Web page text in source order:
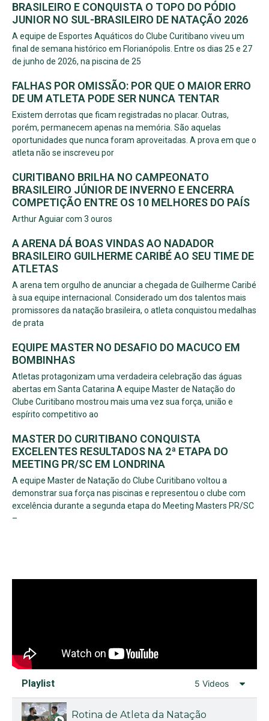
BRASILEIRO E CONQUISTA O TOPO DO PÓDIO
JUNIOR NO SUL-BRASILEIRO DE NATAÇÃO 2026
A equipe de Esportes Aquáticos do Clube Curitibano viveu um
final de semana histórico em Florianópolis. Entre os dias 25 e 27
de junho de 2026, na piscina de 25
FALHAS POR OMISSÃO: POR QUE O MAIOR ERRO
DE UM ATLETA PODE SER NUNCA TENTAR
Existem derrotas que ficam registradas no placar. Outras,
porém, permanecem apenas na memória. São aquelas
oportunidades que nunca foram aproveitadas. A prova em que o
atleta não se inscreveu por
CURITIBANO BRILHA NO CAMPEONATO
BRASILEIRO JÚNIOR DE INVERNO E ENCERRA
COMPETIÇÃO ENTRE OS 10 MELHORES DO PAÍS
Arthur Aguiar com 3 ouros
A ARENA DÁ BOAS VINDAS AO NADADOR
BRASILEIRO GUILHERME CARIBÉ AO SEU TIME DE
ATLETAS
A arena tem orgulho de anunciar a chegada de Guilherme Caribé
à sua equipe internacional. Considerado um dos talentos mais
promissores da natação brasileira, o atleta conquistou medalhas
de prata
EQUIPE MASTER NO DESAFIO DO MACUCO EM
BOMBINHAS
Atletas protagonizam uma verdadeira celebração das águas
abertas em Santa Catarina A equipe Master de Natação do
Clube Curitibano mostrou mais uma vez sua força, união e
espírito competitivo ao
MASTER DO CURITIBANO CONQUISTA
EXCELENTES RESULTADOS NA 2ª ETAPA DO
MEETING PR/SC EM LONDRINA
A equipe Master de Natação do Clube Curitibano voltou a
demonstrar sua força nas piscinas e representou o clube com
excelência durante a segunda etapa do Meeting Masters PR/SC
–
Playlist 5 Videos
Rotina de Atleta da Natação